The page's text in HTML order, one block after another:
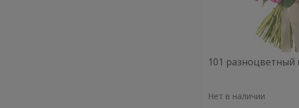
101 разноцветный
Нет в наличии